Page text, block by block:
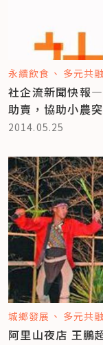
永續飲食 多元共融
社企流新聞快報
助賣，協助小農
2014.05.25
城鄉發展 多元共融
阿里山夜店 王鵬